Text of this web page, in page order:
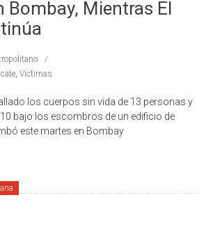
Bombay, Mientras El
, Victimas
los cuerpos sin vida de 13 personas y
bajo los escombros de un edificio de
este martes en Bombay